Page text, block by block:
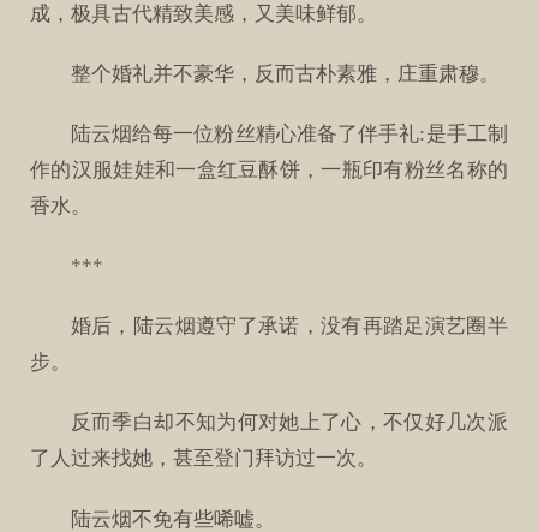
成，极具古代精致美感，又美味鲜郁。
整个婚礼并不豪华，反而古朴素雅，庄重肃穆。
陆云烟给每一位粉丝精心准备了伴手礼:是手工制
作的汉服娃娃和一盒红豆酥饼，一瓶印有粉丝名称的
香水。
***
婚后，陆云烟遵守了承诺，没有再踏足演艺圈半
步。
反而季白却不知为何对她上了心，不仅好几次派
了人过来找她，甚至登门拜访过一次。
陆云烟不免有些唏嘘。